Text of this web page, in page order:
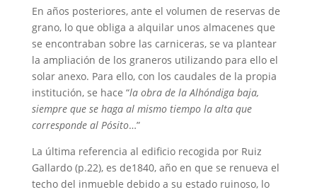
En años posteriores, ante el volumen de reservas de
grano, lo que obliga a alquilar unos almacenes que
se encontraban sobre las carniceras, se va plantear
la ampliación de los graneros utilizando para ello el
solar anexo. Para ello, con los caudales de la propia
institución, se hace “la obra de la Alhóndiga baja,
siempre que se haga al mismo tiempo la alta que
corresponde al Pósito…”
La última referencia al edificio recogida por Ruiz
Gallardo (p.22), es de1840, año en que se renueva el
techo del inmueble debido a su estado ruinoso, lo